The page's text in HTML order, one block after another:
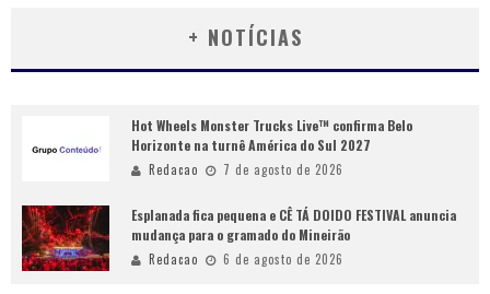
+ NOTÍCIAS
Hot Wheels Monster Trucks Live™ confirma Belo
Horizonte na turnê América do Sul 2027
Redacao 7 de agosto de 2026
Esplanada fica pequena e CÊ TÁ DOIDO FESTIVAL anuncia
mudança para o gramado do Mineirão
Redacao 6 de agosto de 2026